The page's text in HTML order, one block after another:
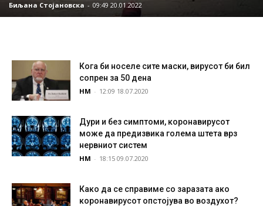
Биљана Стојановска - 09:49 20.01.2022
Кога би носеле сите маски, вирусот би бил
сопрен за 50 дена
НМ - 12:09 18.07.2020
Дури и без симптоми, коронавирусот
може да предизвика голема штета врз
нервниот систем
НМ - 18:15 09.07.2020
Како да се справиме со заразата ако
коронавирусот опстојува во воздухот?